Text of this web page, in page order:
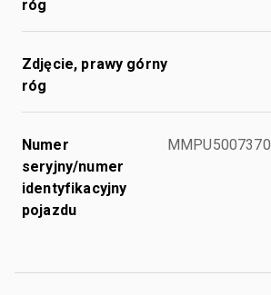
róg
Zdjęcie, prawy górny
róg
Numer
seryjny/numer
identyfikacyjny
pojazdu
MMPU5007370